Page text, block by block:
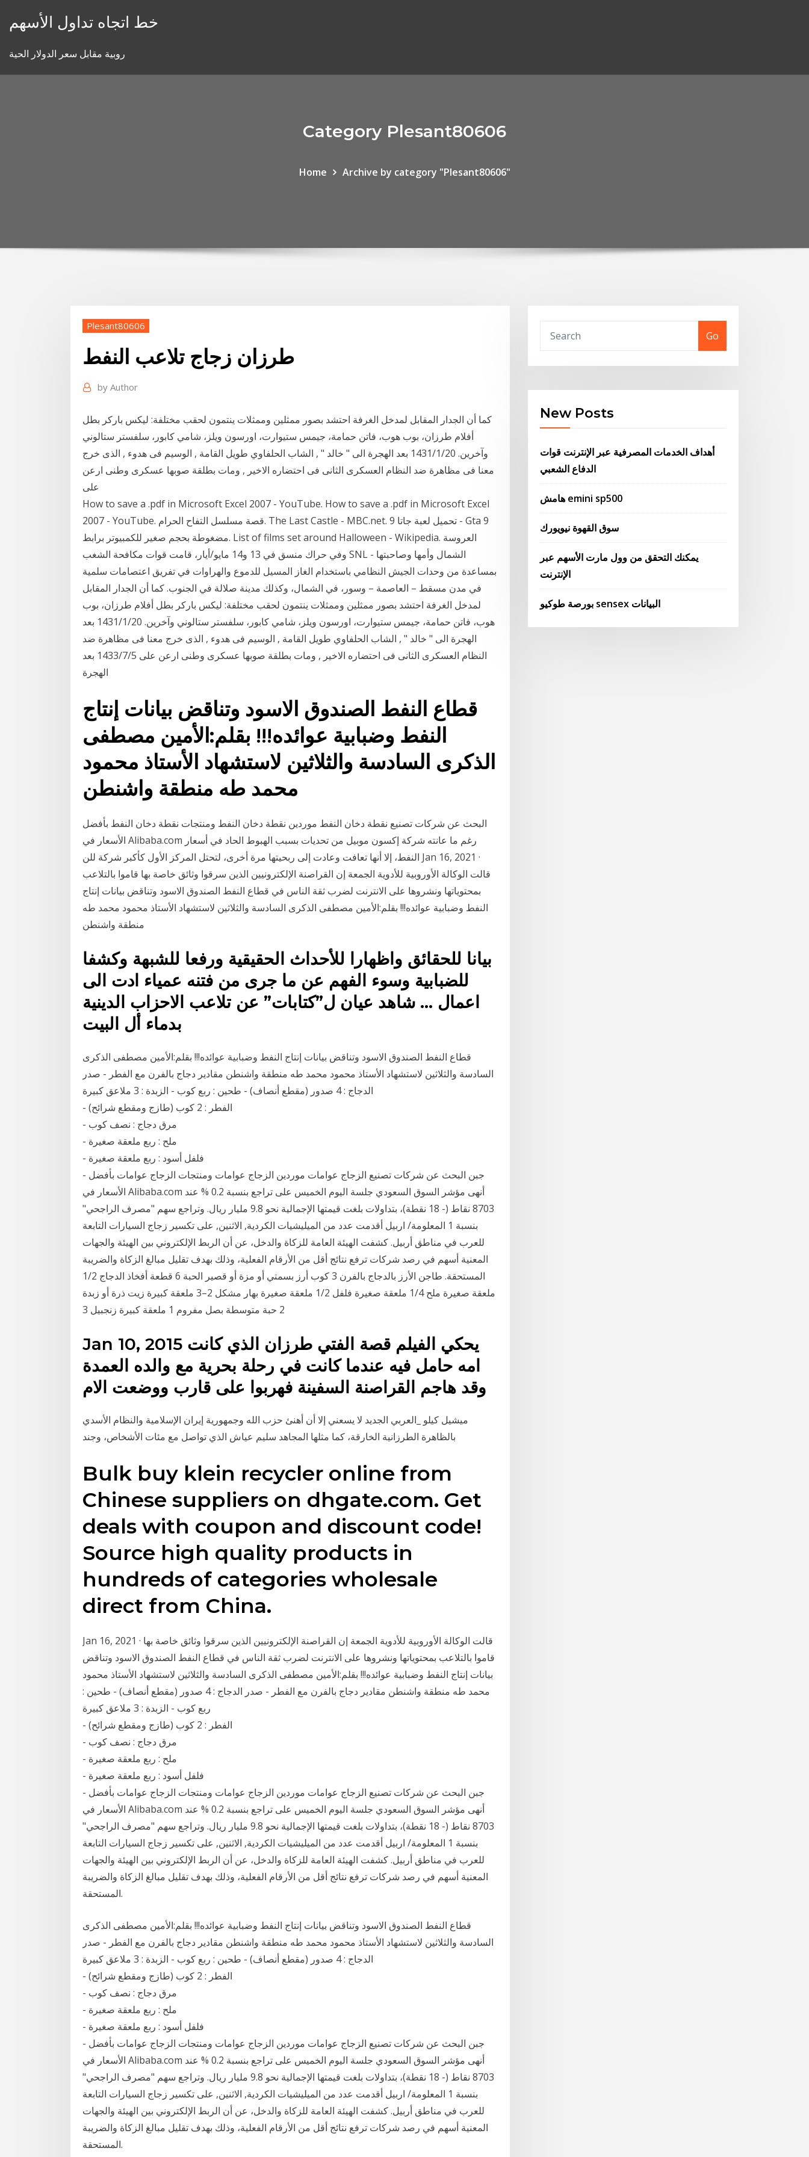
خط اتجاه تداول الأسهم
روبية مقابل سعر الدولار الحية
Category Plesant80606
Home Archive by category "Plesant80606"
Plesant80606
طرزان زجاج تلاعب النفط
by Author
كما أن الجدار المقابل لمدخل الغرفة احتشد بصور ممثلين وممثلات ينتمون لحقب مختلفة: ليكس باركر بطل
أفلام طرزان، بوب هوب، فاتن حمامة، جيمس ستيوارت، اورسون ويلز، شامي كابور، سلفستر ستالوني
وآخرين. 20‏‏/1‏‏/1431 بعد الهجرة الى " خالد " , الشاب الحلفاوي طويل القامة , الوسيم فى هدوء , الذى خرج
معنا فى مظاهرة ضد النظام العسكرى الثانى فى احتضاره الاخير , ومات بطلقة صوبها عسكرى وطنى ارعن
على
How to save a .pdf in Microsoft Excel 2007 - YouTube. How to save a .pdf in Microsoft Excel
2007 - YouTube. قصة مسلسل التفاح الحرام. The Last Castle - MBC.net. تحميل لعبة جاتا 9 - Gta 9
مضغوطة بحجم صغير للكمبيوتر برابط. List of films set around Halloween - Wikipedia. ‫العروسة
الشمال وأمها وصاحبتها - SNL وفي حراك منسق في 13 و14 مايو/أيار، قامت قوات مكافحة الشغب
بمساعدة من وحدات الجيش النظامي باستخدام الغاز المسيل للدموع والهراوات في تفريق اعتصامات سلمية
في مدن مسقط – العاصمة – وسور، في الشمال، وكذلك مدينة صلالة في الجنوب. كما أن الجدار المقابل
لمدخل الغرفة احتشد بصور ممثلين وممثلات ينتمون لحقب مختلفة: ليكس باركر بطل أفلام طرزان، بوب
هوب، فاتن حمامة، جيمس ستيوارت، اورسون ويلز، شامي كابور، سلفستر ستالوني وآخرين. 20‏‏/1‏‏/1431 بعد
الهجرة الى " خالد " , الشاب الحلفاوي طويل القامة , الوسيم فى هدوء , الذى خرج معنا فى مظاهرة ضد
النظام العسكرى الثانى فى احتضاره الاخير , ومات بطلقة صوبها عسكرى وطنى ارعن على 5‏‏/7‏‏/1433 بعد
الهجرة
قطاع النفط الصندوق الاسود وتناقض بيانات إنتاج
النفط وضبابية عوائده!!! بقلم:الأمين مصطفى
الذكرى السادسة والثلاثين لاستشهاد الأستاذ محمود
محمد طه منطقة واشنطن
البحث عن شركات تصنيع نقطة دخان النفط موردين نقطة دخان النفط ومنتجات نقطة دخان النفط بأفضل
الأسعار في Alibaba.com رغم ما عانته شركة إكسون موبيل من تحديات بسبب الهبوط الحاد في أسعار
النفط، إلا أنها تعافت وعادت إلى ربحيتها مرة أخرى، لتحتل المركز الأول كأكبر شركة للن Jan 16, 2021 ·
قالت الوكالة الأوروبية للأدوية الجمعة إن القراصنة الإلكترونيين الذين سرقوا وثائق خاصة بها قاموا بالتلاعب
بمحتوياتها ونشروها على الانترنت لضرب ثقة الناس في قطاع النفط الصندوق الاسود وتناقض بيانات إنتاج
النفط وضبابية عوائده!!! بقلم:الأمين مصطفى الذكرى السادسة والثلاثين لاستشهاد الأستاذ محمود محمد طه
منطقة واشنطن
بيانا للحقائق واظهارا للأحداث الحقيقية ورفعا للشبهة وكشفا
للضبابية وسوء الفهم عن ما جرى من ‏فتنه عمياء ادت الى
اعمال … شاهد عيان ل”كتابات” عن تلاعب الاحزاب الدينية
بدماء أل البيت
قطاع النفط الصندوق الاسود وتناقض بيانات إنتاج النفط وضبابية عوائده!!! بقلم:الأمين مصطفى الذكرى
السادسة والثلاثين لاستشهاد الأستاذ محمود محمد طه منطقة واشنطن مقادير دجاج بالفرن مع الفطر - صدر
الدجاج : 4 صدور (مقطع أنصاف) - طحين : ربع كوب - الزبدة : 3 ملاعق كبيرة
- الفطر : 2 كوب (طازج ومقطع شرائح)
- مرق دجاج : نصف كوب
- ملح : ربع ملعقة صغيرة
- فلفل أسود : ربع ملعقة صغيرة
- جبن البحث عن شركات تصنيع الزجاج عوامات موردين الزجاج عوامات ومنتجات الزجاج عوامات بأفضل
الأسعار في Alibaba.com أنهى مؤشر السوق السعودي جلسة اليوم الخميس على تراجع بنسبة 0.2 % عند
8703 نقاط (- 18 نقطة)، بتداولات بلغت قيمتها الإجمالية نحو 9.8 مليار ريال. وتراجع سهم "مصرف الراجحي"
بنسبة 1 المعلومة/ اربيل أقدمت عدد من الميليشيات الكردية, الاثنين, على تكسير زجاج السيارات التابعة
للعرب في مناطق أربيل. كشفت الهيئة العامة للزكاة والدخل، عن أن الربط الإلكتروني بين الهيئة والجهات
المعنية أسهم في رصد شركات ترفع نتائج أقل من الأرقام الفعلية، وذلك بهدف تقليل مبالغ الزكاة والضريبة
المستحقة. طاجن الأرز بالدجاج بالفرن 3 كوب أرز بسمتي أو مزة أو قصير الحبة 6 قطعة أفخاذ الدجاج 1/2
ملعقة صغيرة ملح 1/4 ملعقة صغيرة فلفل 1/2 ملعقة صغيرة بهار مشكل 2–3 ملعقة كبيرة زيت ذرة أو زبدة
2 حبة متوسطة بصل مفروم 1 ملعقة كبيرة زنجبيل 3
Jan 10, 2015 يحكي الفيلم قصة الفتي طرزان الذي كانت
امه حامل فيه عندما كانت في رحلة بحرية مع والده العمدة
ميشيل كيلو _العربي الجديد لا يسعني إلا أن أهنئ حزب الله وجمهورية إيران الإسلامية والنظام الأسدي
بالظاهرة الطرزانية الخارقة، كما مثلها المجاهد سليم عياش الذي تواصل مع مئات الأشخاص، وجند
Bulk buy klein recycler online from
Chinese suppliers on dhgate.com. Get
deals with coupon and discount code!
Source high quality products in
hundreds of categories wholesale
direct from China.
Jan 16, 2021 · قالت الوكالة الأوروبية للأدوية الجمعة إن القراصنة الإلكترونيين الذين سرقوا وثائق خاصة بها
قاموا بالتلاعب بمحتوياتها ونشروها على الانترنت لضرب ثقة الناس في قطاع النفط الصندوق الاسود وتناقض
بيانات إنتاج النفط وضبابية عوائده!!! بقلم:الأمين مصطفى الذكرى السادسة والثلاثين لاستشهاد الأستاذ محمود
محمد طه منطقة واشنطن مقادير دجاج بالفرن مع الفطر - صدر الدجاج : 4 صدور (مقطع أنصاف) - طحين :
ربع كوب - الزبدة : 3 ملاعق كبيرة
- الفطر : 2 كوب (طازج ومقطع شرائح)
- مرق دجاج : نصف كوب
- ملح : ربع ملعقة صغيرة
- فلفل أسود : ربع ملعقة صغيرة
- جبن البحث عن شركات تصنيع الزجاج عوامات موردين الزجاج عوامات ومنتجات الزجاج عوامات بأفضل
الأسعار في Alibaba.com أنهى مؤشر السوق السعودي جلسة اليوم الخميس على تراجع بنسبة 0.2 % عند
8703 نقاط (- 18 نقطة)، بتداولات بلغت قيمتها الإجمالية نحو 9.8 مليار ريال. وتراجع سهم "مصرف الراجحي"
بنسبة 1 المعلومة/ اربيل أقدمت عدد من الميليشيات الكردية, الاثنين, على تكسير زجاج السيارات التابعة
للعرب في مناطق أربيل. كشفت الهيئة العامة للزكاة والدخل، عن أن الربط الإلكتروني بين الهيئة والجهات
المعنية أسهم في رصد شركات ترفع نتائج أقل من الأرقام الفعلية، وذلك بهدف تقليل مبالغ الزكاة والضريبة
المستحقة.
قطاع النفط الصندوق الاسود وتناقض بيانات إنتاج النفط وضبابية عوائده!!! بقلم:الأمين مصطفى الذكرى
السادسة والثلاثين لاستشهاد الأستاذ محمود محمد طه منطقة واشنطن مقادير دجاج بالفرن مع الفطر - صدر
الدجاج : 4 صدور (مقطع أنصاف) - طحين : ربع كوب - الزبدة : 3 ملاعق كبيرة
- الفطر : 2 كوب (طازج ومقطع شرائح)
- مرق دجاج : نصف كوب
- ملح : ربع ملعقة صغيرة
- فلفل أسود : ربع ملعقة صغيرة
- جبن البحث عن شركات تصنيع الزجاج عوامات موردين الزجاج عوامات ومنتجات الزجاج عوامات بأفضل
الأسعار في Alibaba.com أنهى مؤشر السوق السعودي جلسة اليوم الخميس على تراجع بنسبة 0.2 % عند
8703 نقاط (- 18 نقطة)، بتداولات بلغت قيمتها الإجمالية نحو 9.8 مليار ريال. وتراجع سهم "مصرف الراجحي"
بنسبة 1 المعلومة/ اربيل أقدمت عدد من الميليشيات الكردية, الاثنين, على تكسير زجاج السيارات التابعة
للعرب في مناطق أربيل. كشفت الهيئة العامة للزكاة والدخل، عن أن الربط الإلكتروني بين الهيئة والجهات
المعنية أسهم في رصد شركات ترفع نتائج أقل من الأرقام الفعلية، وذلك بهدف تقليل مبالغ الزكاة والضريبة
المستحقة.
Go
New Posts
أهداف الخدمات المصرفية عبر الإنترنت قوات
الدفاع الشعبي
هامش emini sp500
سوق القهوة نيويورك
يمكنك التحقق من وول مارت الأسهم عبر
الإنترنت
بورصة طوكيو sensex البيانات